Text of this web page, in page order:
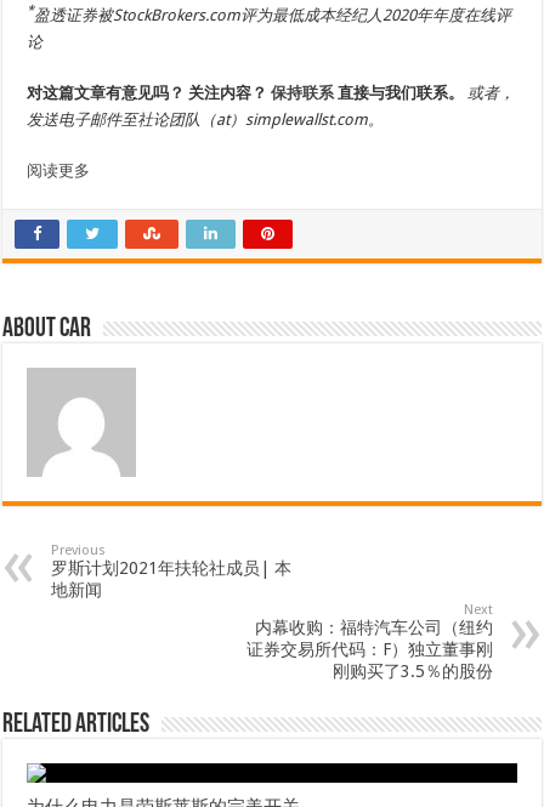
*盈透证券被StockBrokers.com评为最低成本经纪人2020年年度在线评
论
对这篇文章有意见吗？ 关注内容？ 保持联系 直接与我们联系。
或者，
发送电子邮件至社论团队（at）simplewallst.com。
阅读更多
About car
Previous
罗斯计划2021年扶轮社成员| 本
地新闻
Next
内幕收购：福特汽车公司（纽约
证券交易所代码：F）独立董事刚
刚购买了3.5％的股份
Related Articles